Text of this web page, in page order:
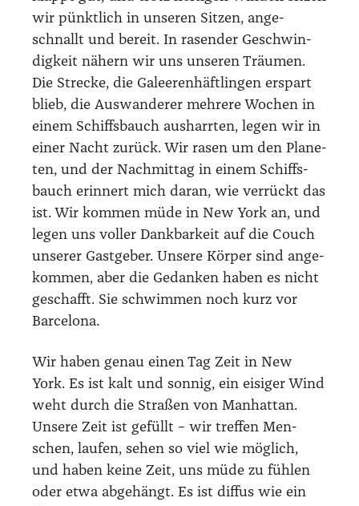
wir pünkt­lich in unse­ren Sit­zen, ange­
schnallt und bereit. In rasen­der Geschwin­
dig­keit nähern wir uns unse­ren Träu­men.
Die Stre­cke, die Galee­ren­häft­lin­gen erspart
blieb, die Aus­wan­de­rer meh­re­re Wochen in
einem Schiffs­bauch aus­harr­ten, legen wir in
einer Nacht zurück. Wir rasen um den Pla­ne­
ten, und der Nach­mit­tag in einem Schiffs­
bauch erin­nert mich dar­an, wie ver­rückt das
ist. Wir kom­men müde in New York an, und
legen uns vol­ler Dank­bar­keit auf die Couch
unse­rer Gast­ge­ber. Unse­re Kör­per sind ange­
kom­men, aber die Gedan­ken haben es nicht
geschafft. Sie schwim­men noch kurz vor
Bar­ce­lo­na.
Wir haben genau einen Tag Zeit in New
York. Es ist kalt und son­nig, ein eisi­ger Wind
weht durch die Stra­ßen von Man­hat­tan.
Unse­re Zeit ist gefüllt – wir tref­fen Men­
schen, lau­fen, sehen so viel wie mög­lich,
und haben kei­ne Zeit, uns müde zu füh­len
oder etwa abge­hängt. Es ist dif­fus wie ein